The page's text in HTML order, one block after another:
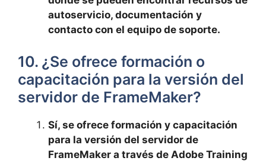
autoservicio, documentación y
contacto con el equipo de soporte.
10. ¿Se ofrece formación o
capacitación para la versión del
servidor de FrameMaker?
Sí, se ofrece formación y capacitación
para la versión del servidor de
FrameMaker a través de Adobe Training